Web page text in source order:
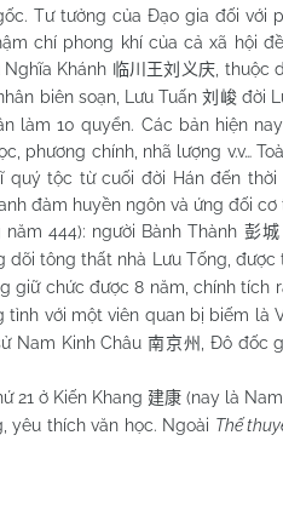
Tư tưởng của Đạo gia đối với
chí phong khí của cả xã hội
Khánh
临川王刘义庆 , thuộc
biên soạn, Lưu Tuấn刘峻đời
làm 10 quyển. Các bản hiện
phương chính, nhã lượng v.v…
tộc từ cuối đời Hán đến thời
đàm huyền ngôn và ứng đối cơ
444): người Bành Thành 彭城
dõi tông thất nhà Lưu Tống, được
giữ chức được 8 năm, chính tích
tình với một viên quan bị biếm là
Nam Kinh Châu南京州
, Đô đốc
21 ở Kiến Khang 建康 (nay là
thích văn học. Ngoài Thế